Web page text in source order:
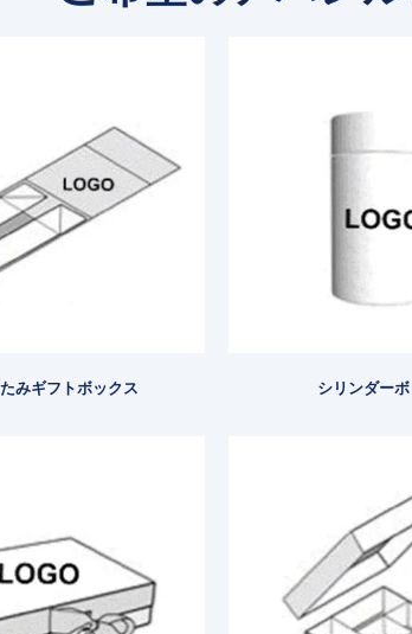
みギフトボックス シリンダー